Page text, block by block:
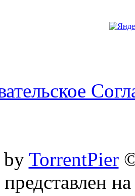
by TorrentPier